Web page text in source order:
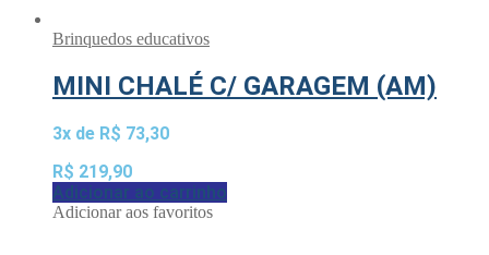
Brinquedos educativos
MINI CHALÉ C/ GARAGEM (AM)
3x de R$ 73,30
R$ 219,90
Adicionar ao carrinho
Adicionar aos favoritos